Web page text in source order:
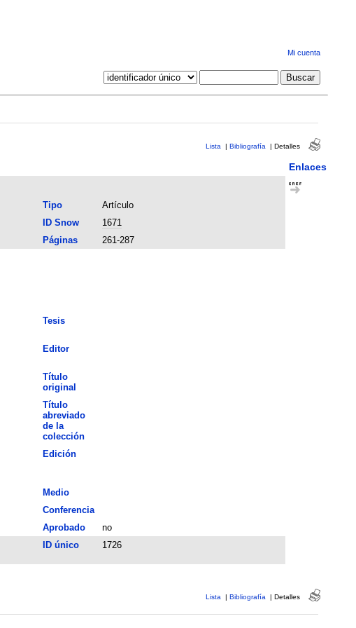
Mi cuenta
Lista | Bibliografía | Detalles
Enlaces
Tipo
Artículo
ID Snow
1671
Páginas
261-287
Tesis
Editor
Título
original
Título
abreviado
de la
colección
Edición
Medio
Conferencia
Aprobado
no
ID único 1726
Lista | Bibliografía | Detalles